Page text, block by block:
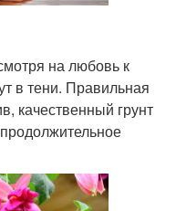
на любовь к
в тени. Правильная
качественный грунт